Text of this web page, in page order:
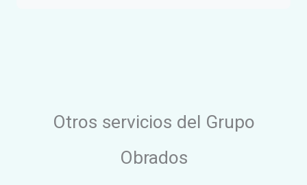
Otros servicios del Grupo
Obrados